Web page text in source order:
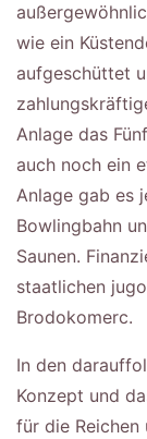
wie ein
aufgeschüttet
Anlage das
auch noch ein
Anlage gab es
Bowlingbahn
Saunen.
staatlichen
Brodokomerc.
In den
Konzept und
für die